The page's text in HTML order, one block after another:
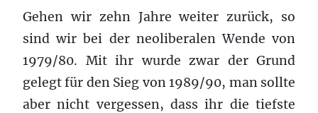
Gehen wir zehn Jahre weiter zurück, so
sind wir bei der neoliberalen Wende von
1979/80. Mit ihr wurde zwar der Grund
gelegt für den Sieg von 1989/90, man sollte
aber nicht vergessen, dass ihr die tiefste